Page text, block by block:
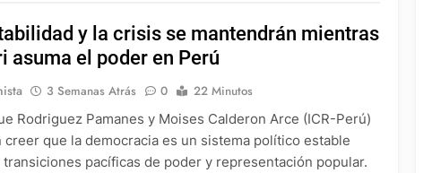
y la crisis se mantendrán mientras
asuma el poder en Perú
3 Semanas Atrás 0
22 Minutos
Rodriguez Pamanes y Moises Calderon Arce (ICR-Perú)
creer que la democracia es un sistema político estable
transiciones pacíficas de poder y representación popular.